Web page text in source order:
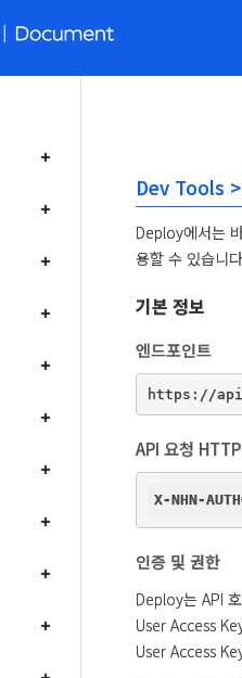
Dev Tools
Deploy에서는
용할 수 있습니
기본 정보
엔드포인트
API 요청
X-NHN-
인증 및 권한
Deploy는 API
User Access
User Access